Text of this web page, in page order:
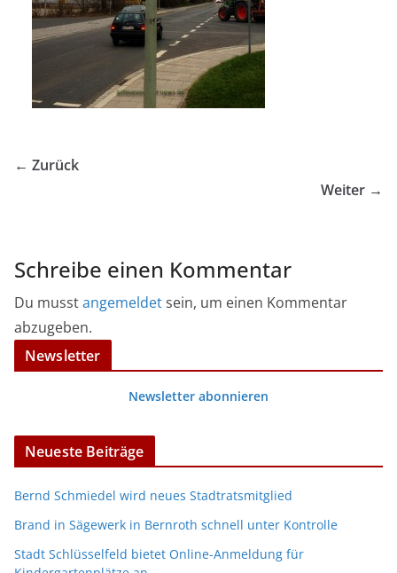
← Zurück
Weiter →
Schreibe einen Kommentar
Du musstangemeldetsein, um einen Kommentar
abzugeben.
Newsletter
Newsletter abonnieren
Neueste Beiträge
Bernd Schmiedel wird neues Stadtratsmitglied
Brand in Sägewerk in Bernroth schnell unter Kontrolle
Stadt Schlüsselfeld bietet Online-Anmeldung für